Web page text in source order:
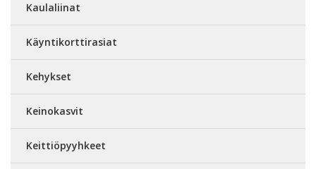
Kaulaliinat
Käyntikorttirasiat
Kehykset
Keinokasvit
Keittiöpyyhkeet